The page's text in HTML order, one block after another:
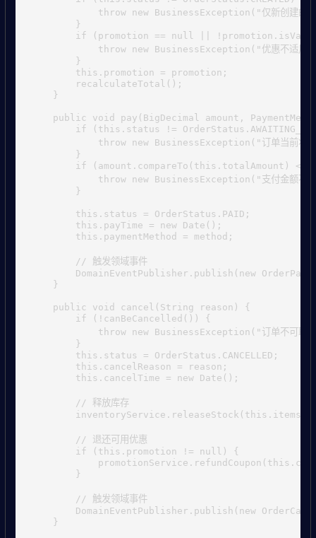
throw new BusinessException("仅新创建的订
        }
if (promotion == null ||
throw new BusinessException("优惠不适用
        }
        this.promotion = promotion;
        recalculateTotal();
    }
public void pay(BigDecimal amount,
if (this.status !=
throw new BusinessException("订单当前状态
        }
if (amount.compareTo(this.totalAmount) <
throw new BusinessException("支付金额不
        }
        this.status = OrderStatus.PAID;
        this.payTime = new Date();
        this.paymentMethod = method;
        // 触发领域事件
DomainEventPublisher.publish(new
    }
    public void cancel(String reason) {
        if (!canBeCancelled()) {
throw new BusinessException("订单不可取
        }
        this.status = OrderStatus.CANCELLED;
        this.cancelReason = reason;
        this.cancelTime = new Date();
        // 释放库存
        inventoryService.releaseStock(this.items);
        // 退还可用优惠
        if (this.promotion != null) {
        }
        // 触发领域事件
DomainEventPublisher.publish(new
    }